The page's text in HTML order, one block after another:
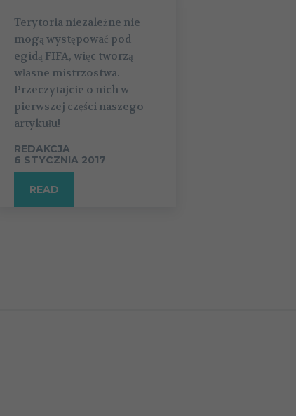
Terytoria niezależne nie
mogą występować pod
egidą FIFA, więc tworzą
własne mistrzostwa.
Przeczytajcie o nich w
pierwszej części naszego
artykułu!
REDAKCJA -
6 STYCZNIA 2017
READ